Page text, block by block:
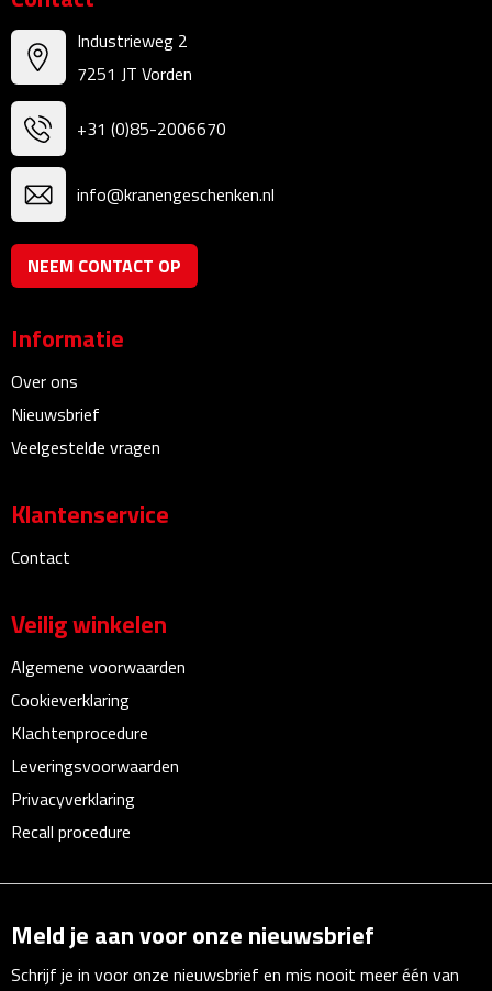
Zelfklevende memo's
Kubusblokken
Gadgets
Hoofdtelefoons
Bedrade hoofdtelefoons
Bluetooth audio oordopjes
Bedrade audio oordopjes
Speakers
Bluetooth speakers
Multifunctionele speakers
Waterbestendige speakers
Noodradio's
Laptopaccessoires
Laptopstandaards
Muizen
Overige laptopaccessoires
Industrieweg 2
7251 JT Vorden
+31 (0)85-2006670
info@kranengeschenken.nl
NEEM CONTACT OP
Informatie
Over ons
Nieuwsbrief
Veelgestelde vragen
Klantenservice
Contact
Veilig winkelen
Algemene voorwaarden
Cookieverklaring
Klachtenprocedure
Leveringsvoorwaarden
Privacyverklaring
Recall procedure
Meld je aan voor onze nieuwsbrief
Schrijf je in voor onze nieuwsbrief en mis nooit meer één van